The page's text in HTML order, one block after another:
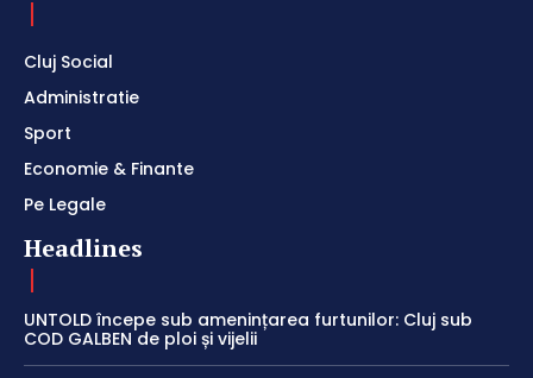
Cluj Social
Administratie
Sport
Economie & Finante
Pe Legale
Headlines
UNTOLD începe sub amenințarea furtunilor: Cluj sub
COD GALBEN de ploi și vijelii